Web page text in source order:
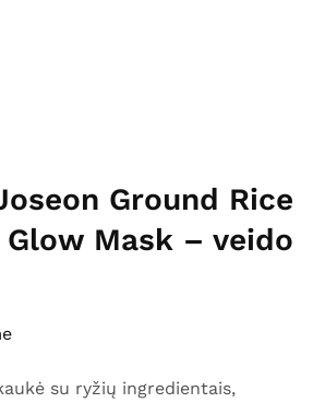
Ground Rice
Glow Mask – veido
su ryžių ingredientais,